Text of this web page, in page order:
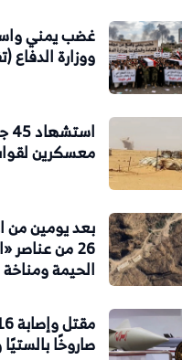
غضب يمني
ووزارة الدفاع
معسكرين
بعد يومين من
26 من
الحيمة ومناخة
صاروخًا بالستيًا و15 طائرة مسيرة على